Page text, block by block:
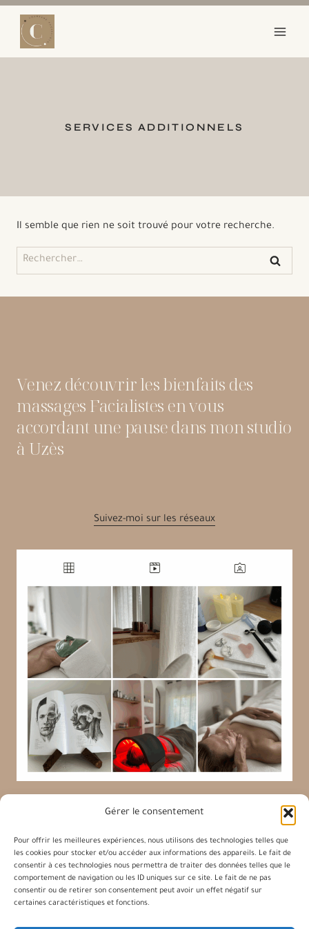
Gérer le consentement
Pour offrir les meilleures expériences, nous utilisons des technologies telles que
les cookies pour stocker et/ou accéder aux informations des appareils. Le fait de
consentir à ces technologies nous permettra de traiter des données telles que le
comportement de navigation ou les ID uniques sur ce site. Le fait de ne pas
consentir ou de retirer son consentement peut avoir un effet négatif sur
certaines caractéristiques et fonctions.
Aller
contenu
SERVICES ADDITIONNELS
Il semble que rien ne soit trouvé pour votre recherche.
Rechercher :
Venez découvrir les bienfaits des
massages Facialistes en vous
accordant une pause dans mon studio
à Uzès
Suivez-moi sur les réseaux
Charlène Facialiste
Les Massages du visage
Contact